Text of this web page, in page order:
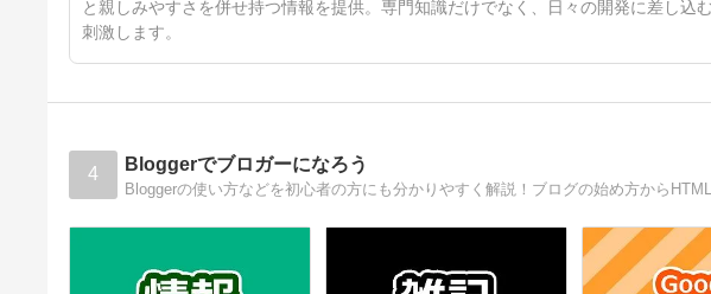
と親しみやすさを併せ持つ情報を提供。専門知識だけでなく、日々の開発に差し込
刺激します。
4 Bloggerでブロガーになろう